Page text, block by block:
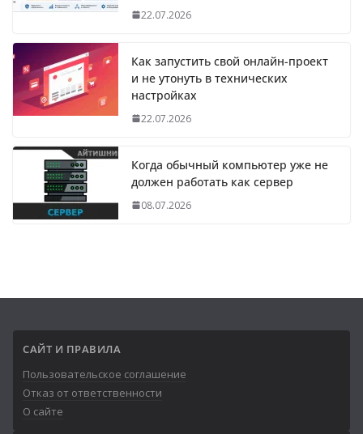
22.07.2026
Как запустить свой онлайн-проект
и не утонуть в технических
настройках
22.07.2026
Когда обычный компьютер уже не
должен работать как сервер
08.07.2026
САЙТ И ПРАВИЛА
Пользовательское соглашение
Отказ от ответственности
О сайте